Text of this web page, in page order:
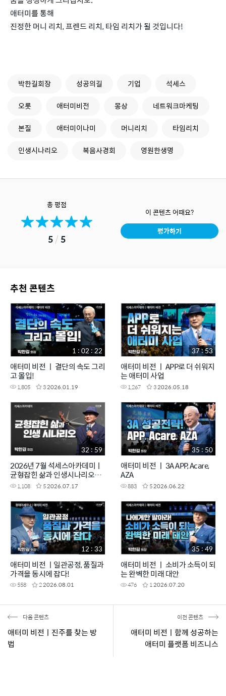
애터미를 통해
진정한 머니 리치, 프렌드 리치, 타임 리치가 될 것입니다!
박한길회장 성공의길 기업
석세스
오롯
애터미비전 몽상
네트워크마케팅
본질
애터미이나미 머니리치
타임리치
인생시나리오
복음사경회 영원한생명
총 평점
5/ 5
이 콘텐츠 어때요?
평가하기
추천 콘텐츠
애터미 비전 ㅣ 결단의 속도 그리
고 몰입!
1,805 32026.01.19
1 : 02 : 22
애터미 비전 ㅣ APP로 더 쉬워지
는 애터미 사업
1,267 32026.05.18
37 : 53
2026년 7월 석세스아카데미ㅣ
균형잡힌 삶과 인생시나리오ㅣ
박한길회장
1,108 52026.07.17
32 : 59
애터미 비전 ㅣ 3A APP, Acare,
AZA
883 52026.06.22
35 : 50
애터미 비전 ㅣ일관공정, 품질과
가격을 동시에 잡다!
558 22026.08.01
12 : 33
애터미 비전 ㅣ 소비가 소득이 되
는 완벽한 미래 대안
476 12026.07.20
35 : 49
다음 콘텐츠
애터미 비전ㅣ진주를 찾는 방
법
이전 콘텐츠
애터미 비전ㅣ함께 성공하는
애터미 플랫폼 비즈니스